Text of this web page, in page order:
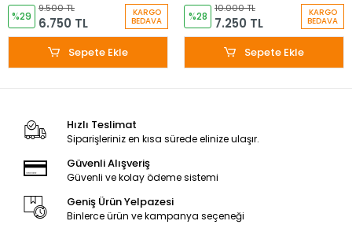
%29
9.500 TL
6.750 TL
KARGO
BEDAVA
Sepete Ekle
%28
10.000 TL
7.250 TL
KARGO
BEDAVA
Sepete Ekle
Hızlı Teslimat
Siparişleriniz en kısa sürede elinize ulaşır.
Güvenli Alışveriş
Güvenli ve kolay ödeme sistemi
Geniş Ürün Yelpazesi
Binlerce ürün ve kampanya seçeneği